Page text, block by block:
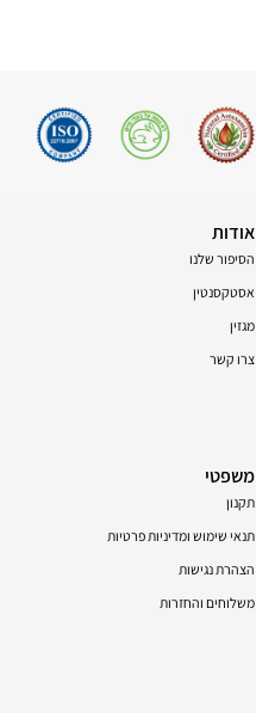
אודות
הסיפור שלנו
אסטקסנטין
מגזין
צרו קשר
משפטי
תקנון
תנאי שימוש ומדיניות פרטיות
הצהרת נגישות
משלוחים והחזרות